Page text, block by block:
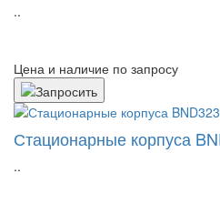
..
Цена и наличие по запросу
Стационарные корпуса
..